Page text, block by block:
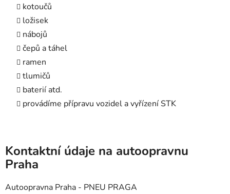
kotoučů
ložisek
nábojů
čepů a táhel
ramen
tlumičů
baterií atd.
provádíme přípravu vozidel a vyřízení STK
Kontaktní údaje na autoopravnu
Praha
Autoopravna Praha - PNEU PRAGA